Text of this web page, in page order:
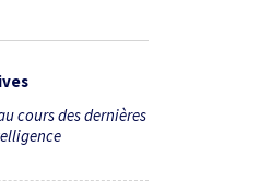
cours des dernières